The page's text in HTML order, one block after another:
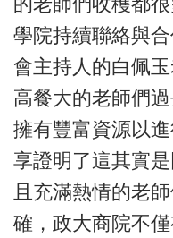
學院持續聯絡與
會主持人的白佩
高餐大的老師們
擁有豐富資源以
享證明了這其實
且充滿熱情的老
確，政大商院不